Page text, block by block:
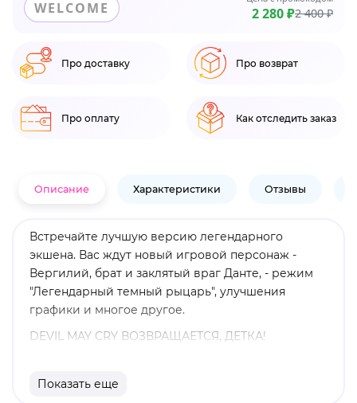
WELCOME 2 280 ₽2 400 ₽
Про доставку Про возврат
Про оплату Как отследить заказ
Описание Характеристики Отзывы
Встречайте лучшую версию легендарного
экшена. Вас ждут новый игровой персонаж -
Вергилий, брат и заклятый враг Данте, - режим
"Легендарный темный рыцарь", улучшения
графики и многое другое.
DEVIL MAY CRY ВОЗВРАЩАЕТСЯ, ДЕТКА!
Показать еще